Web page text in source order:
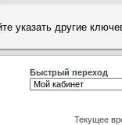
указать другие
Быстрый переход
Текущее